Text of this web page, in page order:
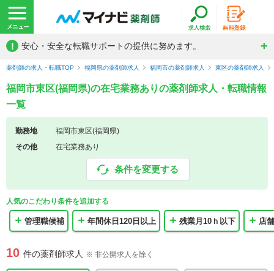
! 安心・安全な転職サポートの提供に努めます。
薬剤師の求人・転職TOP 福岡県の薬剤師求人 福岡市の薬剤師求人 東区の薬剤師求人
福岡市東区(福岡県)の在宅業務ありの薬剤師求人・転職情報
一覧
勤務地
福岡市東区(福岡県)
その他
在宅業務あり
条件を変更する
人気のこだわり条件を追加する
管理職候補 年間休日120日以上 残業月10ｈ以下 店
10 件の薬剤師求人 ※ 非公開求人を除く